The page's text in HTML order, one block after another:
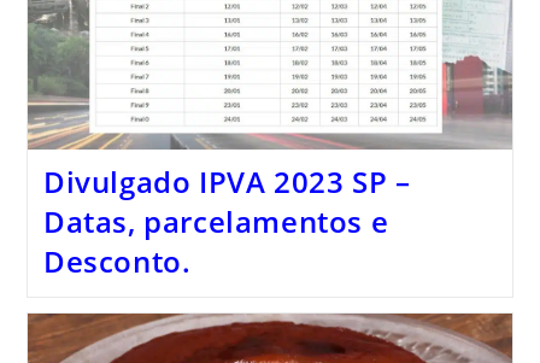
Divulgado IPVA 2023 SP –
Datas, parcelamentos e
Desconto.